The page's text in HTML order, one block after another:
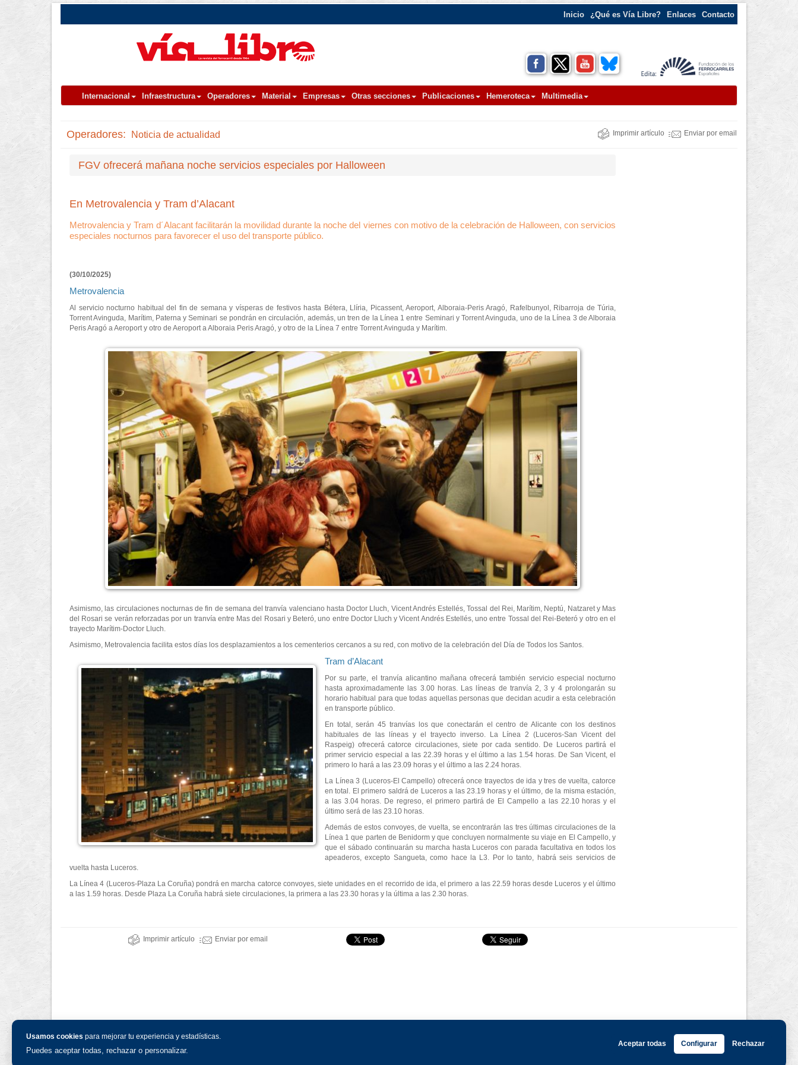
Usamos cookies para mejorar tu experiencia y estadísticas.
Puedes aceptar todas, rechazar o personalizar.
Aceptar todas Configurar Rechazar
Inicio ¿Qué es Vía Libre? Enlaces Contacto
Internacional Infraestructura Operadores Material Empresas Otras secciones Publicaciones Hemeroteca Multimedia
Operadores: Noticia de actualidad Imprimir artículo Enviar por email
FGV ofrecerá mañana noche servicios especiales por Halloween
En Metrovalencia y Tram d’Alacant
Metrovalencia y Tram d´Alacant facilitarán la movilidad durante la noche del viernes con motivo de la celebración de Halloween, con servicios
especiales nocturnos para favorecer el uso del transporte público.
(30/10/2025)
Metrovalencia
Al servicio nocturno habitual del fin de semana y vísperas de festivos hasta Bétera, Llíria, Picassent, Aeroport, Alboraia-Peris Aragó, Rafelbunyol, Ribarroja de Túria,
Torrent Avinguda, Marítim, Paterna y Seminari se pondrán en circulación, además, un tren de la Línea 1 entre Seminari y Torrent Avinguda, uno de la Línea 3 de Alboraia
Peris Aragó a Aeroport y otro de Aeroport a Alboraia Peris Aragó, y otro de la Línea 7 entre Torrent Avinguda y Marítim.
Asimismo, las circulaciones nocturnas de fin de semana del tranvía valenciano hasta Doctor Lluch, Vicent Andrés Estellés, Tossal del Rei, Marítim, Neptú, Natzaret y Mas
del Rosari se verán reforzadas por un tranvía entre Mas del Rosari y Beteró, uno entre Doctor Lluch y Vicent Andrés Estellés, uno entre Tossal del Rei-Beteró y otro en el
trayecto Marítim-Doctor Lluch.
Asimismo, Metrovalencia facilita estos días los desplazamientos a los cementerios cercanos a su red, con motivo de la celebración del Día de Todos los Santos.
Tram d’Alacant
Por su parte, el tranvía alicantino mañana ofrecerá también servicio especial nocturno
hasta aproximadamente las 3.00 horas. Las líneas de tranvía 2, 3 y 4 prolongarán su
horario habitual para que todas aquellas personas que decidan acudir a esta celebración
en transporte público.
En total, serán 45 tranvías los que conectarán el centro de Alicante con los destinos
habituales de las líneas y el trayecto inverso. La Línea 2 (Luceros-San Vicent del
Raspeig) ofrecerá catorce circulaciones, siete por cada sentido. De Luceros partirá el
primer servicio especial a las 22.39 horas y el último a las 1.54 horas. De San Vicent, el
primero lo hará a las 23.09 horas y el último a las 2.24 horas.
La Línea 3 (Luceros-El Campello) ofrecerá once trayectos de ida y tres de vuelta, catorce
en total. El primero saldrá de Luceros a las 23.19 horas y el último, de la misma estación,
a las 3.04 horas. De regreso, el primero partirá de El Campello a las 22.10 horas y el
último será de las 23.10 horas.
Además de estos convoyes, de vuelta, se encontrarán las tres últimas circulaciones de la
Línea 1 que parten de Benidorm y que concluyen normalmente su viaje en El Campello, y
que el sábado continuarán su marcha hasta Luceros con parada facultativa en todos los
apeaderos, excepto Sangueta, como hace la L3. Por lo tanto, habrá seis servicios de
vuelta hasta Luceros.
La Línea 4 (Luceros-Plaza La Coruña) pondrá en marcha catorce convoyes, siete unidades en el recorrido de ida, el primero a las 22.59 horas desde Luceros y el último
a las 1.59 horas. Desde Plaza La Coruña habrá siete circulaciones, la primera a las 23.30 horas y la última a las 2.30 horas.
Imprimir artículo Enviar por email